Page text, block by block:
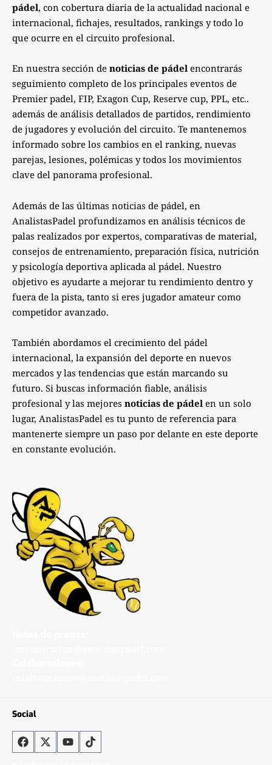
pádel, con cobertura diaria de la actualidad nacional e
internacional, fichajes, resultados, rankings y todo lo
que ocurre en el circuito profesional.
En nuestra sección de noticias de pádel encontrarás
seguimiento completo de los principales eventos de
Premier padel, FIP, Exagon Cup, Reserve cup, PPL, etc..
además de análisis detallados de partidos, rendimiento
de jugadores y evolución del circuito. Te mantenemos
informado sobre los cambios en el ranking, nuevas
parejas, lesiones, polémicas y todos los movimientos
clave del panorama profesional.
Además de las últimas noticias de pádel, en
AnalistasPadel profundizamos en análisis técnicos de
palas realizados por expertos, comparativas de material,
consejos de entrenamiento, preparación física, nutrición
y psicología deportiva aplicada al pádel. Nuestro
objetivo es ayudarte a mejorar tu rendimiento dentro y
fuera de la pista, tanto si eres jugador amateur como
competidor avanzado.
También abordamos el crecimiento del pádel
internacional, la expansión del deporte en nuevos
mercados y las tendencias que están marcando su
futuro. Si buscas información fiable, análisis
profesional y las mejores noticias de pádel en un solo
lugar, AnalistasPadel es tu punto de referencia para
mantenerte siempre un paso por delante en este deporte
en constante evolución.
Social